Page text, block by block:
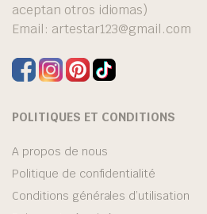
aceptan otros idiomas)
Email: artestar123@gmail.com
POLITIQUES ET CONDITIONS
A propos de nous
Politique de confidentialité
Conditions générales d’utilisation